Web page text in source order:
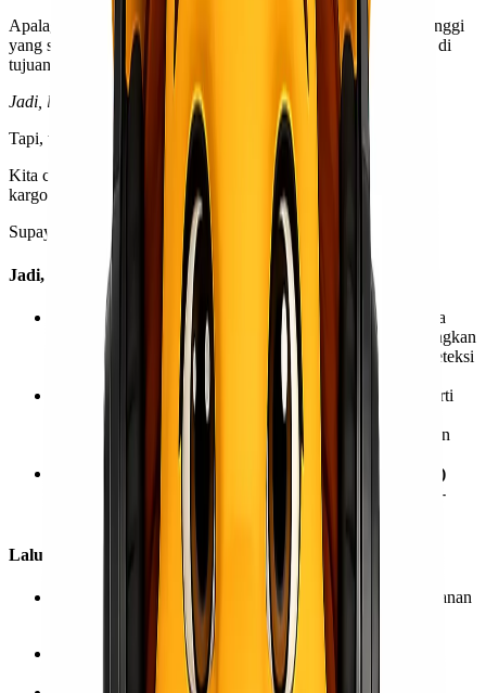
Apalagi, pengiriman kargo memiliki standar keamanan yang tinggi
yang sangat memungkinkan untuk barang tiba dengan selamat di
tujuan.
Jadi, lebih aman kargo, ya?
Tapi, tunggu dulu!
Kita cari tahu dulu apa saja kelebihan dan kekurangan layanan
kargo untuk memastikan mana yang lebih aman!
Supaya
Kawan Lio tidak mengambil keputusan yang salah!
Jadi, Apa Saja Kelebihan dari Layanan Kargo?
Keamanan yang lebih terjamin . Karena kargo biasanya
melalui pemeriksaan keamanan yang lebih ketat dibandingkan
bagasi reguler. Mulai dari pemeriksaan sinar-X hingga deteksi
Ada penanganan khusus terhadap barang kita
. Seperti
misal, di Lionel Express ini sudah termasuk
dengan material yang kuat untuk meminimalisir kerusakan
selama pengangkutan.
Biasanya ada sistem pelacakan (website atau aplikasi)
untuk membantu kita memantau status barang secara real-
Lalu, Apa Saja Kekurangan dari Layanan Kargo?
Biaya lebih mahal karena proses keamanan dan penanganan
yang lebih kompleks dan berlapis.
Proses pengiriman lebih lamakarena pemeriksaan
keamanan yang lebih ketat.